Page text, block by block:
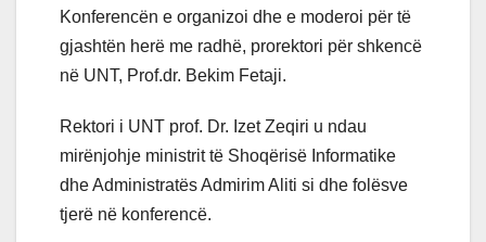
Konferencën e organizoi dhe e moderoi për të
gjashtën herë me radhë, prorektori për shkencë
në UNT, Prof.dr. Bekim Fetaji.
Rektori i UNT prof. Dr. Izet Zeqiri u ndau
mirënjohje ministrit të Shoqërisë Informatike
dhe Administratës Admirim Aliti si dhe folësve
tjerë në konferencë.